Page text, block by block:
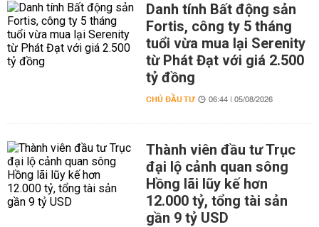
Danh tính Bất động sản
Fortis, công ty 5 tháng
tuổi vừa mua lại Serenity
từ Phát Đạt với giá 2.500
tỷ đồng
CHỦ ĐẦU TƯ 06:44 | 05/08/2026
Thành viên đầu tư Trục
đại lộ cảnh quan sông
Hồng lãi lũy kế hơn
12.000 tỷ, tổng tài sản
gần 9 tỷ USD